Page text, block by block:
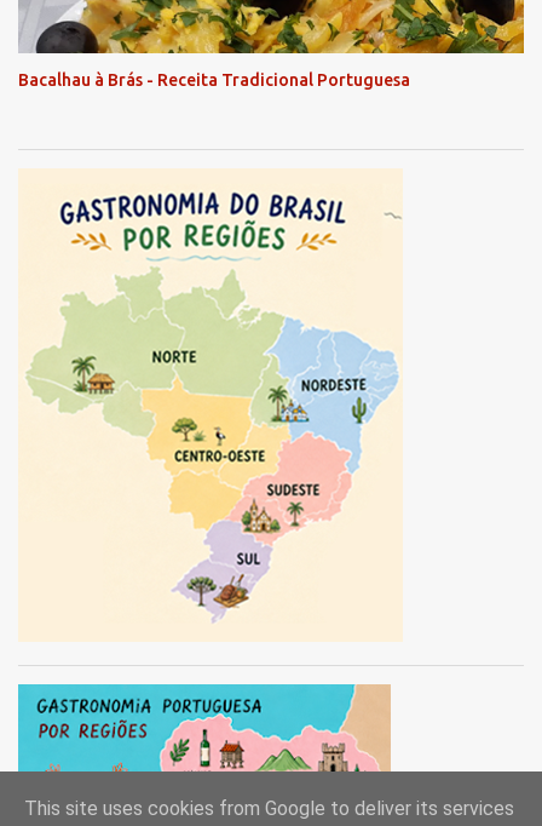
Bacalhau à Brás - Receita Tradicional Portuguesa
This site uses cookies from Google to deliver its services